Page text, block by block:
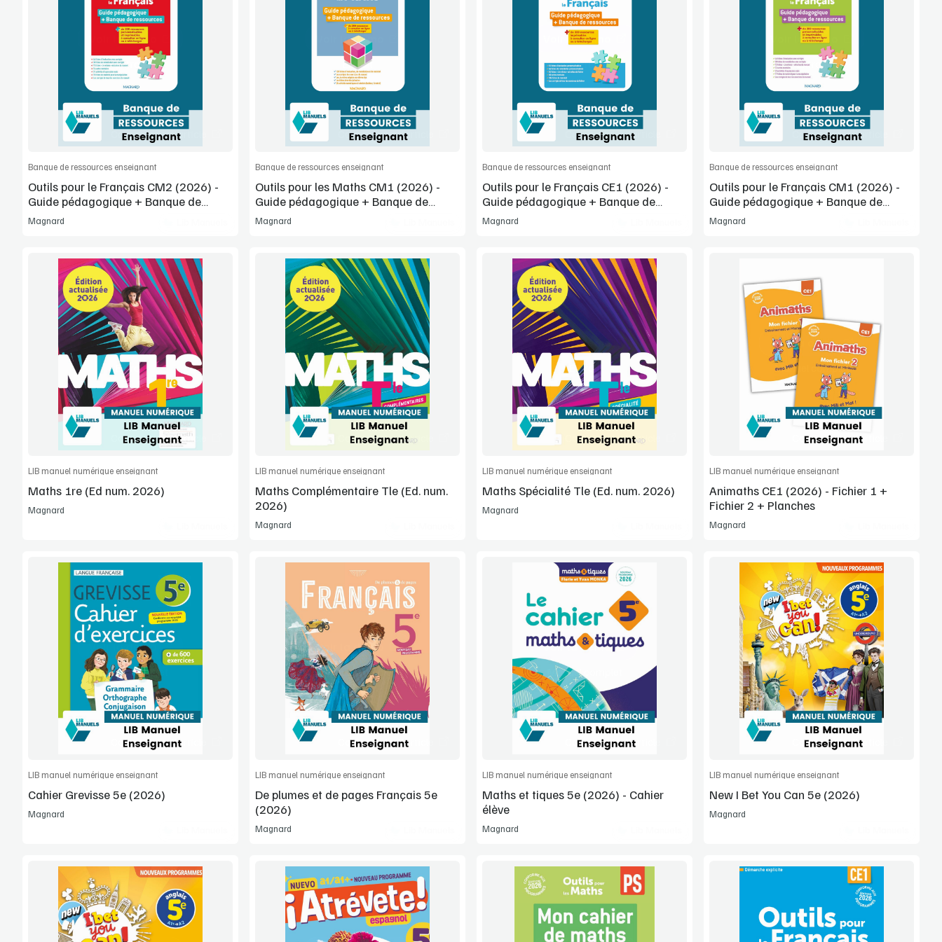
Voir la démo
Extrait
Commander l'article
Banque de ressources enseignant
Outils pour le Français CM2 (2026) -
Guide pédagogique + Banque de
ressources
Magnard
Voir la démo
Extrait
Commander l'article
Banque de ressources enseignant
Outils pour les Maths CM1 (2026) -
Guide pédagogique + Banque de
ressources
Magnard
Voir la démo
Extrait
Commander l'article
Banque de ressources enseignant
Outils pour le Français CE1 (2026) -
Guide pédagogique + Banque de
ressources
Magnard
Voir la démo
Extrait
Commander l'article
Banque de ressources enseignant
Outils pour le Français CM1 (2026) -
Guide pédagogique + Banque de
ressources
Magnard
Voir la démo
Extrait
Commander l'article
LIB manuel numérique enseignant
Maths 1re (Ed num. 2026)
Magnard
Voir la démo
Extrait
Commander l'article
LIB manuel numérique enseignant
Maths Complémentaire Tle (Ed. num.
2026)
Magnard
Voir la démo
Extrait
Commander l'article
LIB manuel numérique enseignant
Maths Spécialité Tle (Ed. num. 2026)
Magnard
Voir la démo
Manuel complet
Commander l'article
LIB manuel numérique enseignant
Animaths CE1 (2026) - Fichier 1 +
Fichier 2 + Planches
Magnard
Voir la démo
Manuel complet
Commander l'article
LIB manuel numérique enseignant
Cahier Grevisse 5e (2026)
Magnard
Voir la démo
Manuel complet
Commander l'article
LIB manuel numérique enseignant
De plumes et de pages Français 5e
(2026)
Magnard
Voir la démo
Manuel complet
Commander l'article
LIB manuel numérique enseignant
Maths et tiques 5e (2026) - Cahier
élève
Magnard
Voir la démo
Manuel complet
Commander l'article
LIB manuel numérique enseignant
New I Bet You Can 5e (2026)
Magnard